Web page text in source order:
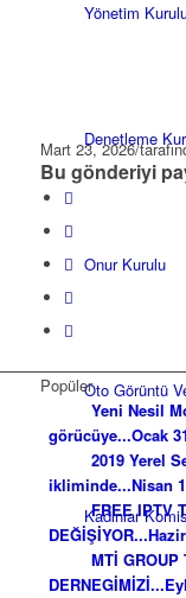
Yönetim
Denetleme
Onur Kurulu
Oto Görüntü
Kadınlar
Mart 23, 2026/
Bu gönderiyi
Popüler
Yeni Nesil
görücüye...Ocak
2019 Yerel
ikliminde...Nisan
FREE IPTV
DEĞİŞİYOR...
MTİ GROUP
DERNEGİMİZİ...